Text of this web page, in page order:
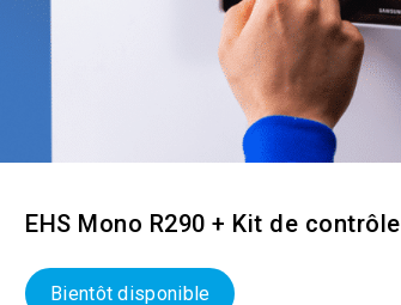
EHS Mono R290 + Kit de contrôle
Bientôt disponible